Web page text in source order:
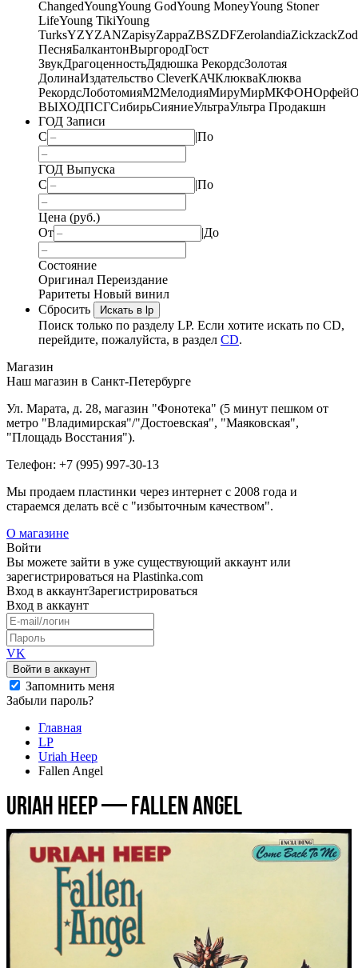
ChangedYoungYoung GodYoung MoneyYoung Stoner
LifeYoung TikiYoung
TurksYZYZANZapisyZappaZBSZDFZerolandiaZickzack
ПесняБалкантонВыргородГост
ЗвукДрагоценностьДядюшка РекордсЗолотая
ДолинаИздательство CleverКАЧКлюкваКлюква
РекордсЛоботомияМ2МелодияМируМирМКФОНОрфей
ВЫХОДПСГСибирьСияниеУльтраУльтра Продакшн
ГОД Записи
С
|По
ГОД Выпуска
С
|По
Цена (руб.)
От
|До
Состояние
Оригинал Переиздание
Раритеты Новый винил
Сбросить
Искать в lp
Поиск только по разделу LP. Если хотите искать по CD,
перейдите, пожалуйста, в раздел CD.
Магазин
Наш магазин в Санкт-Петербурге
Ул. Марата, д. 28, магазин "Фонотека" (5 минут пешком от
метро "Владимирская"/"Достоевская", "Маяковская",
"Площадь Восстания").
Телефон: +7 (995) 997-30-13
Мы продаем пластинки через интернет c 2008 года и
стараемся делать всё с "избыточным качеством".
О магазине
Войти
Вы можете зайти в уже существующий аккаунт или
зарегистрироваться на Plastinka.com
Вход в аккаунтЗарегистрироваться
Вход в аккаунт
VK
Войти в аккаунт
Запомнить меня
Забыли пароль?
Главная
LP
Uriah Heep
Fallen Angel
Uriah Heep — Fallen Angel